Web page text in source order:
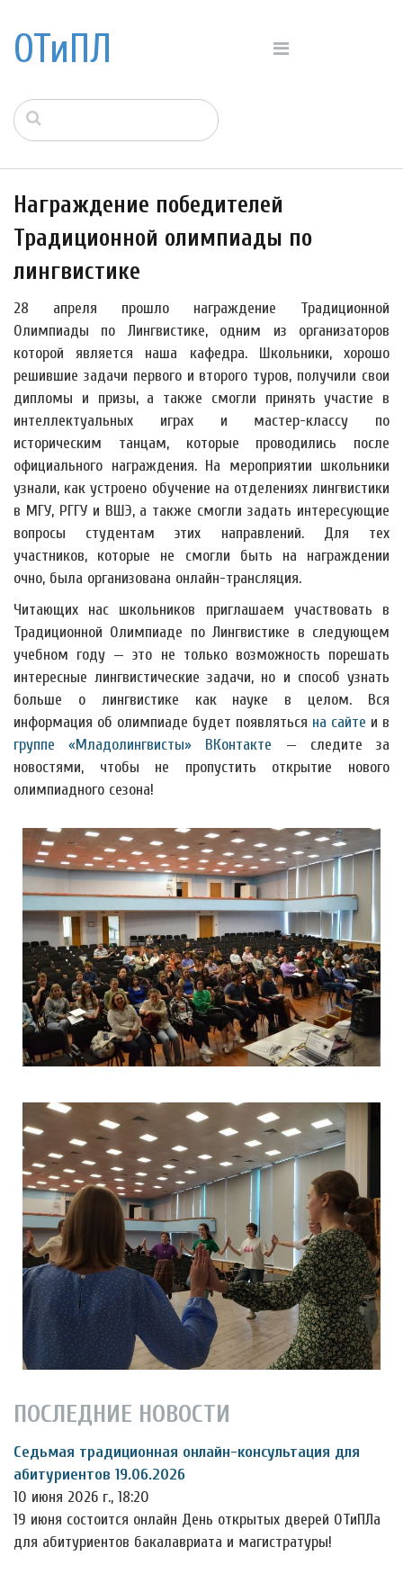
ОТиПЛ
Награждение победителей
Традиционной олимпиады по
лингвистике
28 апреля прошло награждение Традиционной
Олимпиады по Лингвистике, одним из организаторов
которой является наша кафедра. Школьники, хорошо
решившие задачи первого и второго туров, получили свои
дипломы и призы, а также смогли принять участие в
интеллектуальных играх и мастер-классу по
историческим танцам, которые проводились после
официального награждения. На мероприятии школьники
узнали, как устроено обучение на отделениях лингвистики
в МГУ, РГГУ и ВШЭ, а также смогли задать интересующие
вопросы студентам этих направлений. Для тех
участников, которые не смогли быть на награждении
очно, была организована онлайн-трансляция.
Читающих нас школьников приглашаем участвовать в
Традиционной Олимпиаде по Лингвистике в следующем
учебном году — это не только возможность порешать
интересные лингвистические задачи, но и способ узнать
больше о лингвистике как науке в целом. Вся
информация об олимпиаде будет появляться на сайте и в
группе «Младолингвисты» ВКонтакте — следите за
новостями, чтобы не пропустить открытие нового
олимпиадного сезона!
ПОСЛЕДНИЕ НОВОСТИ
Седьмая традиционная онлайн-консультация для
абитуриентов 19.06.2026
10 июня 2026 г., 18:20
19 июня состоится онлайн День открытых дверей ОТиПЛа
для абитуриентов бакалавриата и магистратуры!